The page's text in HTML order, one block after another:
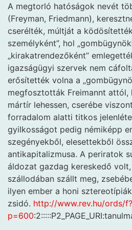
A megtorló hatóságok nevét
(Freyman, Friedmann),
cserélték, múltját a
személyként”, hol
„kirakatrendezőként”
igazságügyi szervek nem
erősítették volna a
megfosztották Freimannt attól,
mártír lehessen, cserébe
forradalom alatti titkos
gyilkosságot pedig némiképp
szegényekből, elesettekből
antikapitalizmusa. A periratok
áldozat gazdag kereskedő
szállodában szállt meg,
ilyen ember a honi
zsidó. http://www.rev.hu/ords/f?
p=600